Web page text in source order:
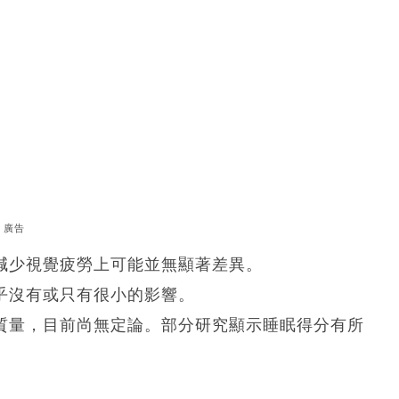
廣告
視覺疲勞上可能並無顯著差異。
有或只有很小的影響。
，目前尚無定論。部分研究顯示睡眠得分有所